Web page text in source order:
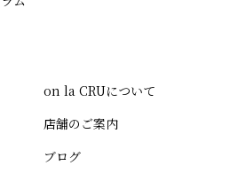
on la CRUについて
店舗のご案内
ブログ